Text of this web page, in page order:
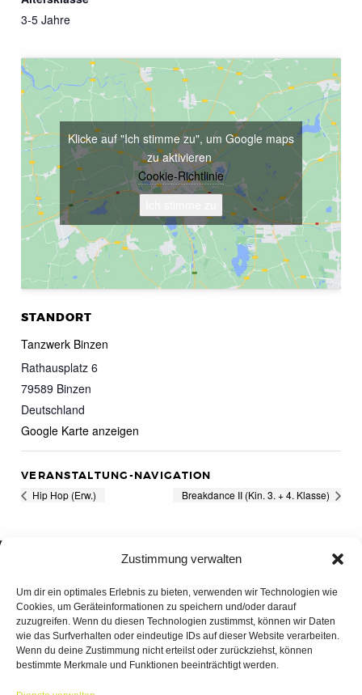
Zustimmung verwalten
Um dir ein optimales Erlebnis zu bieten, verwenden wir Technologien wie
Cookies, um Geräteinformationen zu speichern und/oder darauf
zuzugreifen. Wenn du diesen Technologien zustimmst, können wir Daten
wie das Surfverhalten oder eindeutige IDs auf dieser Website verarbeiten.
Wenn du deine Zustimmung nicht erteilst oder zurückziehst, können
bestimmte Merkmale und Funktionen beeinträchtigt werden.
3-5 Jahre
STANDORT
Tanzwerk Binzen
Rathausplatz 6
79589 Binzen
Deutschland
Google Karte anzeigen
Klicke auf "Ich stimme zu", um Google maps
zu aktivieren
Cookie-Richtlinie
VERANSTALTUNG-NAVIGATION
Hip Hop (Erw.) Breakdance II (Kin. 3. + 4. Klasse)